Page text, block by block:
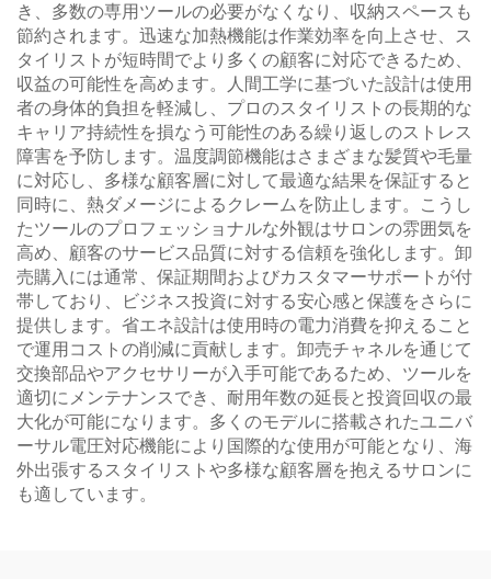
き、多数の専用ツールの必要がなくなり、収納スペースも
節約されます。迅速な加熱機能は作業効率を向上させ、ス
タイリストが短時間でより多くの顧客に対応できるため、
収益の可能性を高めます。人間工学に基づいた設計は使用
者の身体的負担を軽減し、プロのスタイリストの長期的な
キャリア持続性を損なう可能性のある繰り返しのストレス
障害を予防します。温度調節機能はさまざまな髪質や毛量
に対応し、多様な顧客層に対して最適な結果を保証すると
同時に、熱ダメージによるクレームを防止します。こうし
たツールのプロフェッショナルな外観はサロンの雰囲気を
高め、顧客のサービス品質に対する信頼を強化します。卸
売購入には通常、保証期間およびカスタマーサポートが付
帯しており、ビジネス投資に対する安心感と保護をさらに
提供します。省エネ設計は使用時の電力消費を抑えること
で運用コストの削減に貢献します。卸売チャネルを通じて
交換部品やアクセサリーが入手可能であるため、ツールを
適切にメンテナンスでき、耐用年数の延長と投資回収の最
大化が可能になります。多くのモデルに搭載されたユニバ
ーサル電圧対応機能により国際的な使用が可能となり、海
外出張するスタイリストや多様な顧客層を抱えるサロンに
も適しています。